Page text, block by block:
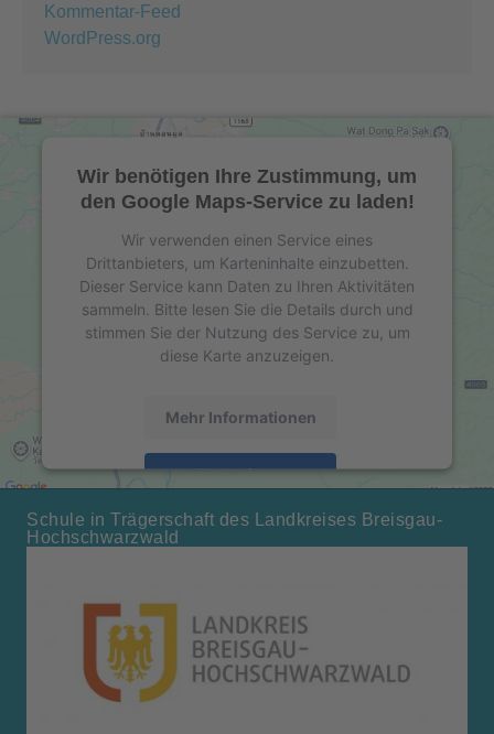
Kommentar-Feed
WordPress.org
Wir benötigen Ihre Zustimmung, um
den Google Maps-Service zu laden!
Wir verwenden einen Service eines
Drittanbieters, um Karteninhalte einzubetten.
Dieser Service kann Daten zu Ihren Aktivitäten
sammeln. Bitte lesen Sie die Details durch und
stimmen Sie der Nutzung des Service zu, um
diese Karte anzuzeigen.
Mehr Informationen
Akzeptieren
powered byUsercentrics Consent Management
Platform
Schule in Trägerschaft des Landkreises Breisgau-
Hochschwarzwald